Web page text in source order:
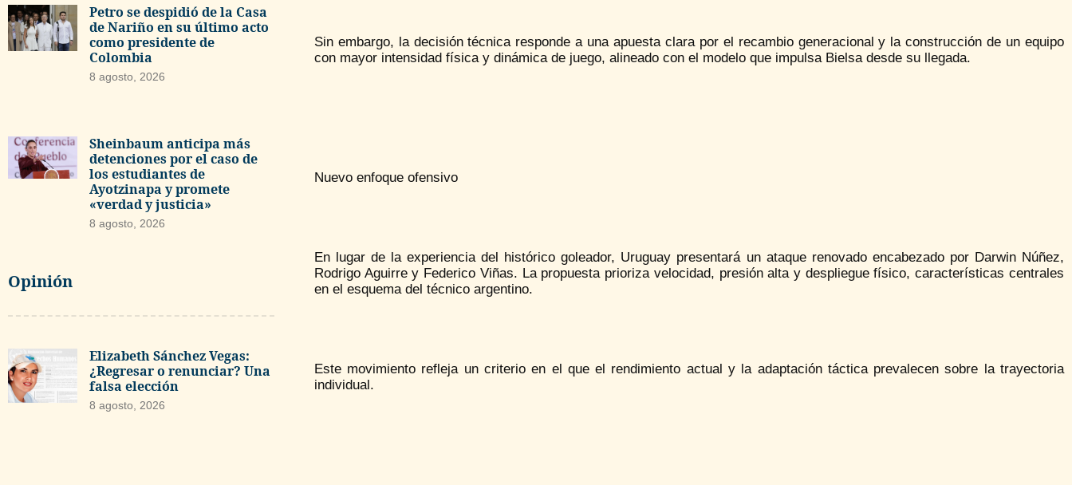
Petro se despidió de la Casa
de Nariño en su último acto
como presidente de
Colombia
8 agosto, 2026
Sheinbaum anticipa más
detenciones por el caso de
los estudiantes de
Ayotzinapa y promete
«verdad y justicia»
8 agosto, 2026
Opinión
Elizabeth Sánchez Vegas:
¿Regresar o renunciar? Una
falsa elección
8 agosto, 2026
Sin embargo, la decisión técnica responde a una apuesta clara por el recambio generacional y la construcción de un equipo
con mayor intensidad física y dinámica de juego, alineado con el modelo que impulsa Bielsa desde su llegada.
Nuevo enfoque ofensivo
En lugar de la experiencia del histórico goleador, Uruguay presentará un ataque renovado encabezado por Darwin Núñez,
Rodrigo Aguirre y Federico Viñas. La propuesta prioriza velocidad, presión alta y despliegue físico, características centrales
en el esquema del técnico argentino.
Este movimiento refleja un criterio en el que el rendimiento actual y la adaptación táctica prevalecen sobre la trayectoria
individual.